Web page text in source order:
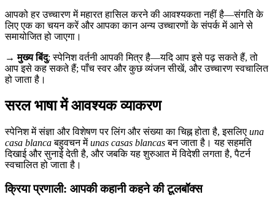
आपको हर उच्चारण में महारत हासिल करने की आवश्यकता नहीं है—संगति के
लिए एक का चयन करें और आपका कान अन्य उच्चारणों के संपर्क में आने से
समायोजित हो जाएगा।
→मुख्य बिंदु: स्पेनिश वर्तनी आपकी मित्र है—यदि आप इसे पढ़ सकते हैं, तो
आप इसे कह सकते हैं; पाँच स्वर और कुछ व्यंजन सीखें, और उच्चारण स्वचालित
हो जाता है।
सरल भाषा में आवश्यक व्याकरण
स्पेनिश में संज्ञा और विशेषण पर लिंग और संख्या का चिह्न होता है, इसलिए una
casa blancaबहुवचन मेंunas casas blancasबन जाता है। यह सहमति
दिखाई और सुनाई देती है, और जबकि यह शुरुआत में विदेशी लगता है, पैटर्न
स्वचालित हो जाता है।
क्रिया प्रणाली: आपकी कहानी कहने की टूलबॉक्स